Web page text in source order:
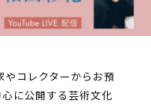
やコレクターからお預
に公開する芸術文化